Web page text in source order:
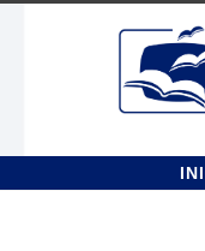
Ir
la
Ir
contenido